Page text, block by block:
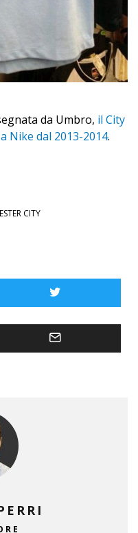
da Umbro, il City
Nike dal 2013-2014.
CITY